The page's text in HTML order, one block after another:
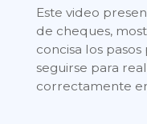
Este video
de cheques,
concisa los
seguirse para
correctamente